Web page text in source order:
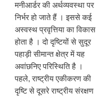
मनीआर्डर की अर्थव्यवस्था पर
निर्भर हो जाते हैं । इससे कई
अस्वस्थ प्रवृत्तिया का विकास
होता है । दो दृष्टियों से सुदूर
पहाड़ी सीमान्त क्षेत्र में यह
अवांछनिए परिस्थिति है ।
पहले, राष्ट्रीय एकीकरण की
दृष्टि से दूसरे राष्ट्रीय संरक्षण